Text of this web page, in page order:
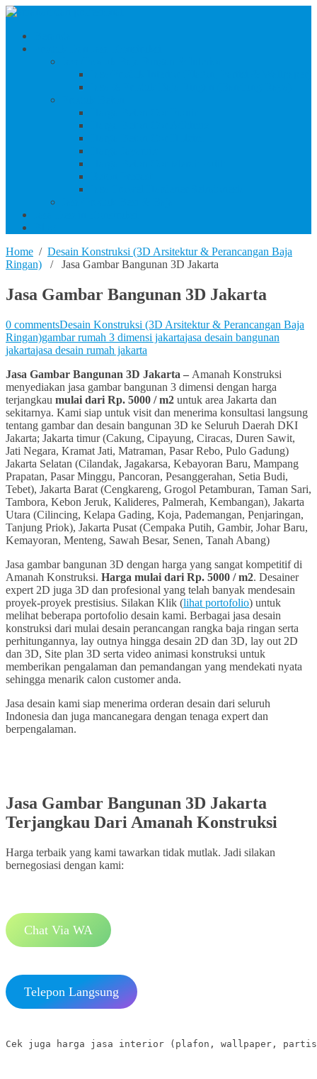
Home / Desain Konstruksi (3D Arsitektur & Perancangan Baja
Ringan) / Jasa Gambar Bangunan 3D Jakarta
Jasa Gambar Bangunan 3D Jakarta
0 commentsDesain Konstruksi (3D Arsitektur & Perancangan Baja
Ringan)gambar rumah 3 dimensi jakartajasa desain bangunan
jakartajasa desain rumah jakarta
Jasa Gambar Bangunan 3D Jakarta – Amanah Konstruksi
menyediakan jasa gambar bangunan 3 dimensi dengan harga
terjangkau mulai dari Rp. 5000 / m2 untuk area Jakarta dan
sekitarnya. Kami siap untuk visit dan menerima konsultasi langsung
tentang gambar dan desain bangunan 3D ke Seluruh Daerah DKI
Jakarta; Jakarta timur (Cakung, Cipayung, Ciracas, Duren Sawit,
Jati Negara, Kramat Jati, Matraman, Pasar Rebo, Pulo Gadung)
Jakarta Selatan (Cilandak, Jagakarsa, Kebayoran Baru, Mampang
Prapatan, Pasar Minggu, Pancoran, Pesanggerahan, Setia Budi,
Tebet), Jakarta Barat (Cengkareng, Grogol Petamburan, Taman Sari,
Tambora, Kebon Jeruk, Kalideres, Palmerah, Kembangan), Jakarta
Utara (Cilincing, Kelapa Gading, Koja, Pademangan, Penjaringan,
Tanjung Priok), Jakarta Pusat (Cempaka Putih, Gambir, Johar Baru,
Kemayoran, Menteng, Sawah Besar, Senen, Tanah Abang)
Jasa gambar bangunan 3D dengan harga yang sangat kompetitif di
Amanah Konstruksi. Harga mulai dari Rp. 5000 / m2. Desainer
expert 2D juga 3D dan profesional yang telah banyak mendesain
proyek-proyek prestisius. Silakan Klik (lihat portofolio) untuk
melihat beberapa portofolio desain kami. Berbagai jasa desain
konstruksi dari mulai desain perancangan rangka baja ringan serta
perhitungannya, lay outnya hingga desain 2D dan 3D, lay out 2D
dan 3D, Site plan 3D serta video animasi konstruksi untuk
memberikan pengalaman dan pemandangan yang mendekati nyata
sehingga menarik calon customer anda.
Jasa desain kami siap menerima orderan desain dari seluruh
Indonesia dan juga mancanegara dengan tenaga expert dan
berpengalaman.
Jasa Gambar Bangunan 3D Jakarta
Terjangkau Dari Amanah Konstruksi
Harga terbaik yang kami tawarkan tidak mutlak. Jadi silakan
bernegosiasi dengan kami:
Chat Via WA
Telepon Langsung
Cek juga harga jasa interior (plafon, wallpaper,